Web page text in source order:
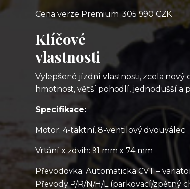
Cena verze Premium: 305 990 CZK
Klíčové
vlastnosti
Vylepšené jízdní vlastnosti, zcela nový
hmotnost, větší pohodlí, jednodušší a
Specifikace:
Motor: 4-taktní, 8-ventilový dvouválec
Vrtání x zdvih: 91 mm x 74 mm
Převodovka: Automatická CVT –
Převody P/R/N/H/L (parkovací/